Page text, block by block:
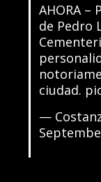
AHORA –
de Pedro
ciudad.
—